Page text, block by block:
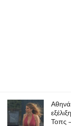
Τοπς